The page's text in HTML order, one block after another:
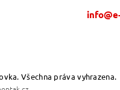
. Všechna práva vyhrazena.